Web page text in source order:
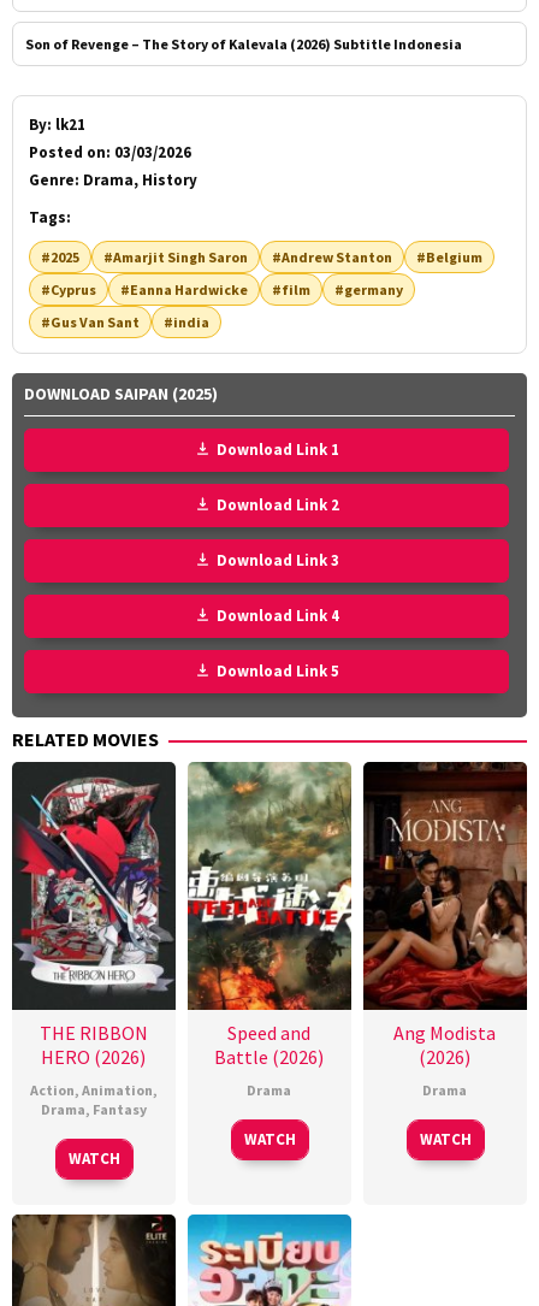
Son of Revenge – The Story of Kalevala (2026) Subtitle Indonesia
By: lk21
Posted on: 03/03/2026
Genre: Drama, History
Tags:
#2025 #Amarjit Singh Saron #Andrew Stanton
#Belgium
#Cyprus
#Eanna Hardwicke #film
#germany
#Gus Van Sant
#india
DOWNLOAD SAIPAN (2025)
Download Link 1
Download Link 2
Download Link 3
Download Link 4
Download Link 5
RELATED MOVIES
THE RIBBON
HERO (2026)
Action, Animation,
Drama, Fantasy
WATCH
Speed and
Battle (2026)
Drama
WATCH
Ang Modista
(2026)
Drama
WATCH